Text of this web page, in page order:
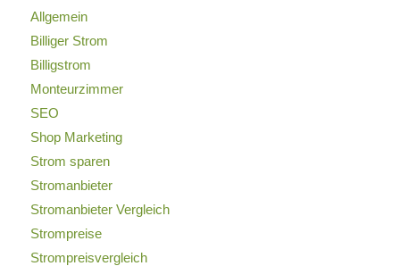
Allgemein
Billiger Strom
Billigstrom
Monteurzimmer
SEO
Shop Marketing
Strom sparen
Stromanbieter
Stromanbieter Vergleich
Strompreise
Strompreisvergleich